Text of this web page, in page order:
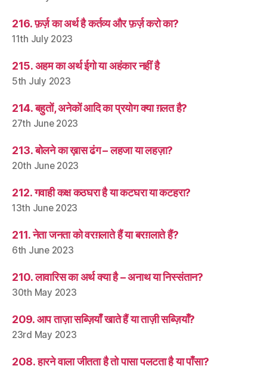
216. फ़र्ज़ का अर्थ है कर्तव्य और फ़र्ज़ करो का?
11th July 2023
215. अहम का अर्थ ईगो या अहंकार नहीं है
5th July 2023
214. बहुतों, अनेकों आदि का प्रयोग क्या ग़लत है?
27th June 2023
213. बोलने का ख़ास ढंग – लहजा या लहज़ा?
20th June 2023
212. गवाही कक्ष कठघरा है या कटघरा या कटहरा?
13th June 2023
211. नेता जनता को वरग़लाते हैं या बरग़लाते हैं?
6th June 2023
210. लावारिस का अर्थ क्या है – अनाथ या निस्संतान?
30th May 2023
209. आप ताज़ा सब्ज़ियाँ खाते हैं या ताज़ी सब्ज़ियाँ?
23rd May 2023
208. हारने वाला जीतता है तो पासा पलटता है या पाँसा?